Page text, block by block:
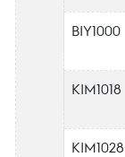
BIY1000
KIM1018
KIM1028